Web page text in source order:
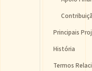
Principais
História
Termos